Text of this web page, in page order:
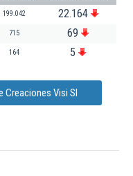
199.042 22.164
715 69
164 5
Creaciones Visi Sl